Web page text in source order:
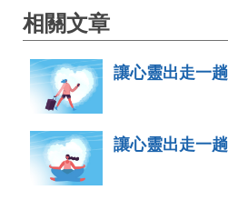
相關文章
讓心靈出走一
讓心靈出走一趟